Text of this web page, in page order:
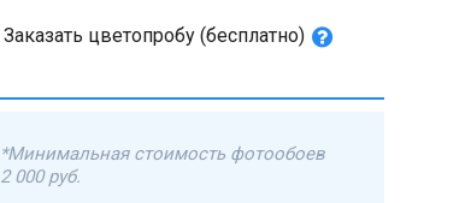
Заказать цветопробу (бесплатно)
*Минимальная стоимость фотообоев
2 000 руб.